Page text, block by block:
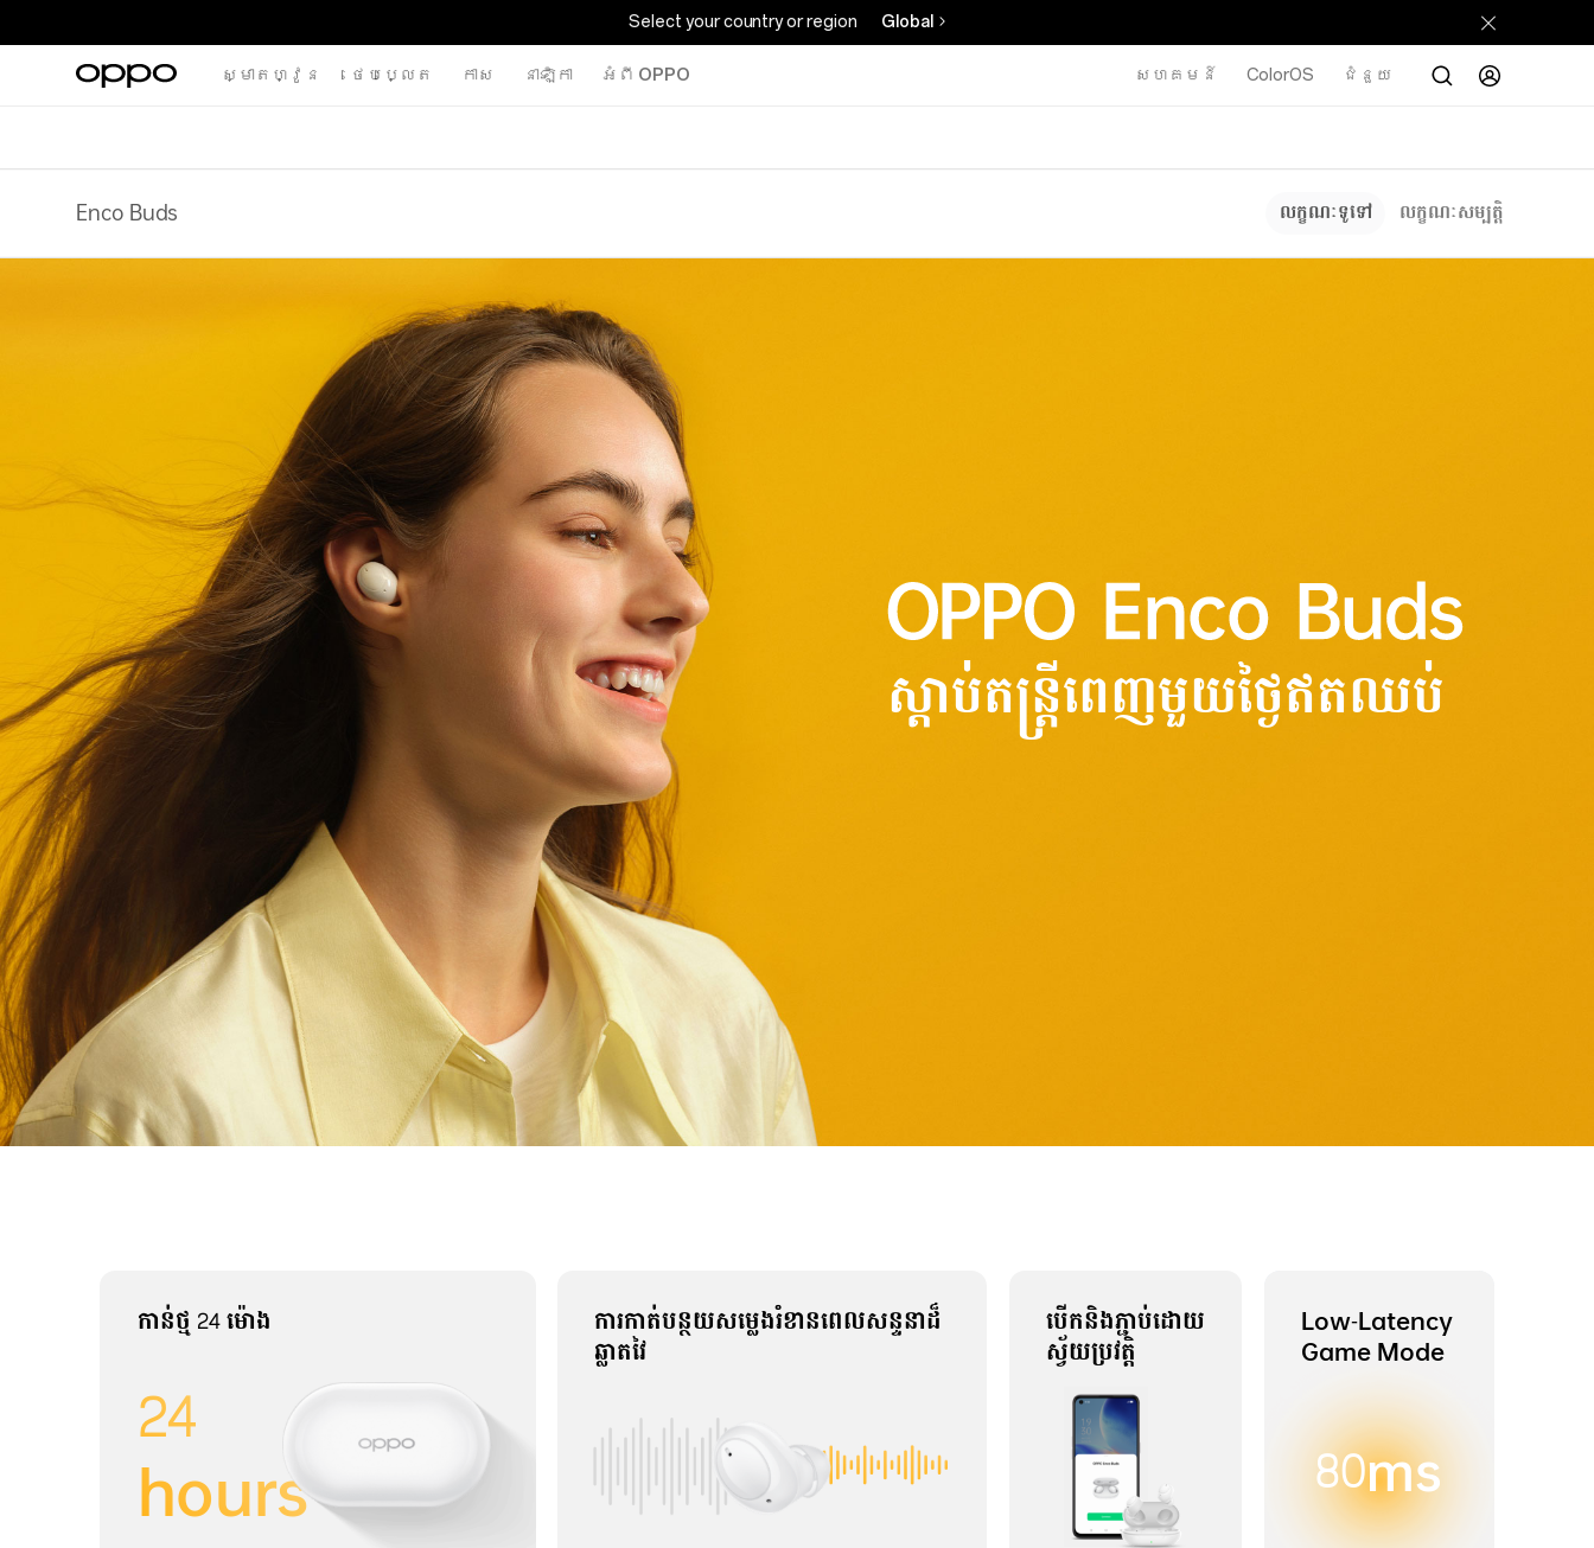
Select your country or region Global
ស្មាតហ្វូន ថេបប្លេត កាស នាឡិកា អំពី OPPO សហគមន៍ ColorOS ជំនួយ
Enco Buds លក្ខណៈទូទៅ លក្ខណៈសម្បត្តិ
ស្តាប់តន្រ្តីពេញមួយថ្ងៃឥតឈប់
កាន់ថ្ម 24 ម៉ោង
24
hours
ការកាត់បន្ថយសម្លេងរំខានពេលសន្ទនាដ៏
ឆ្លាតវៃ
បើកនិងភ្ជាប់ដោយ
ស្វ័យប្រវត្តិ
Low-Latency
Game Mode
80ms